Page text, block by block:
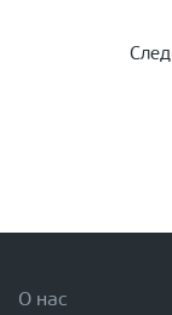
О нас